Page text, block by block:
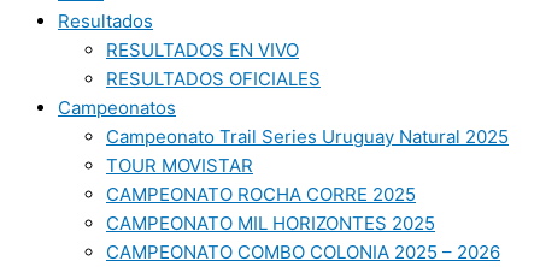
Resultados
RESULTADOS EN VIVO
RESULTADOS OFICIALES
Campeonatos
Campeonato Trail Series Uruguay Natural 2025
TOUR MOVISTAR
CAMPEONATO ROCHA CORRE 2025
CAMPEONATO MIL HORIZONTES 2025
CAMPEONATO COMBO COLONIA 2025 – 2026